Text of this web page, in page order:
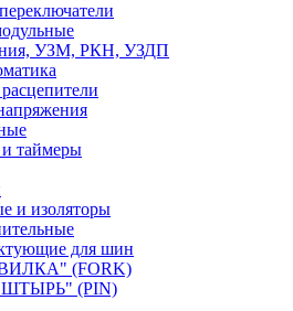
УЗМ, РКН, УЗДП
таймеры
и изоляторы
для шин
(FORK)
(PIN)